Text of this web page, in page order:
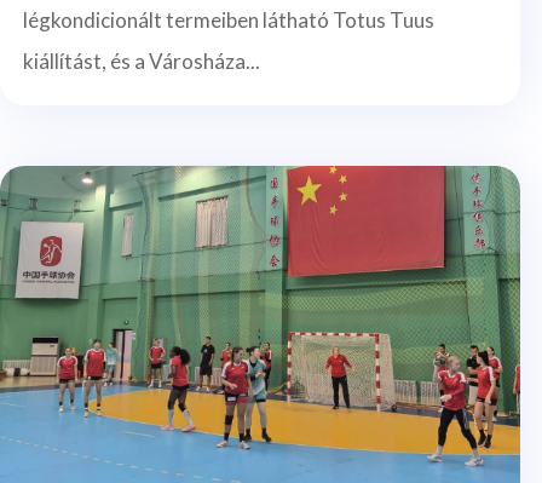
légkondicionált termeiben látható Totus Tuus
kiállítást, és a Városháza...